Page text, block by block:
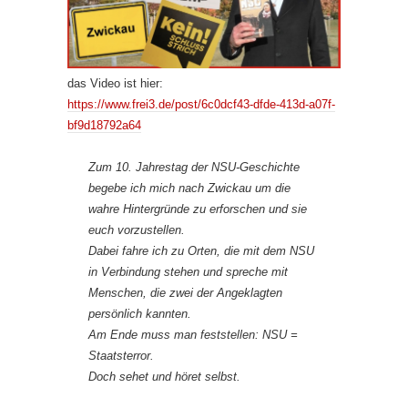
das Video ist hier:
https://www.frei3.de/post/6c0dcf43-dfde-413d-a07f-
bf9d18792a64
Zum 10. Jahrestag der NSU-Geschichte
begebe ich mich nach Zwickau um die
wahre Hintergründe zu erforschen und sie
euch vorzustellen.
Dabei fahre ich zu Orten, die mit dem NSU
in Verbindung stehen und spreche mit
Menschen, die zwei der Angeklagten
persönlich kannten.
Am Ende muss man feststellen: NSU =
Staatsterror.
Doch sehet und höret selbst.